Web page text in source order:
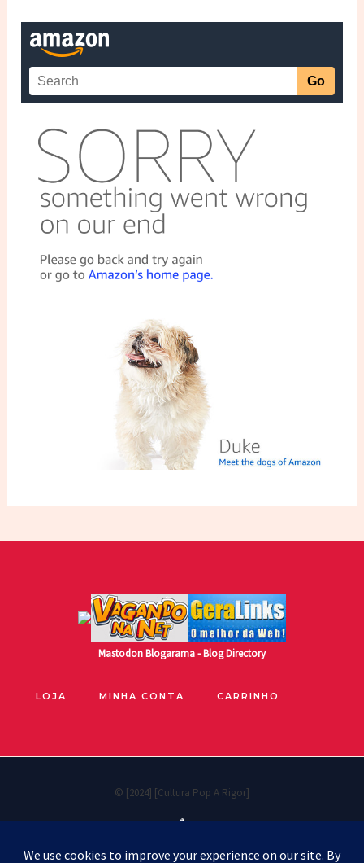
MastodonBlogarama - Blog Directory
LOJA MINHA CONTA CARRINHO
© [2024] [Cultura Pop A Rigor]
🐧
Políticas de privacidade